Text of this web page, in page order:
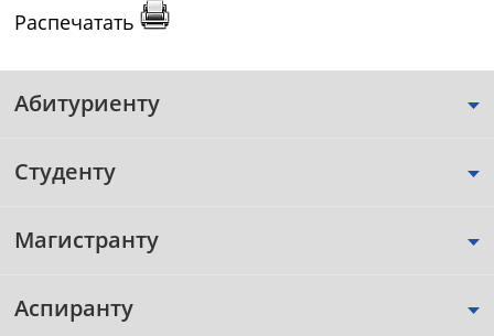
Распечатать
Абитуриенту
Студенту
Магистранту
Аспиранту